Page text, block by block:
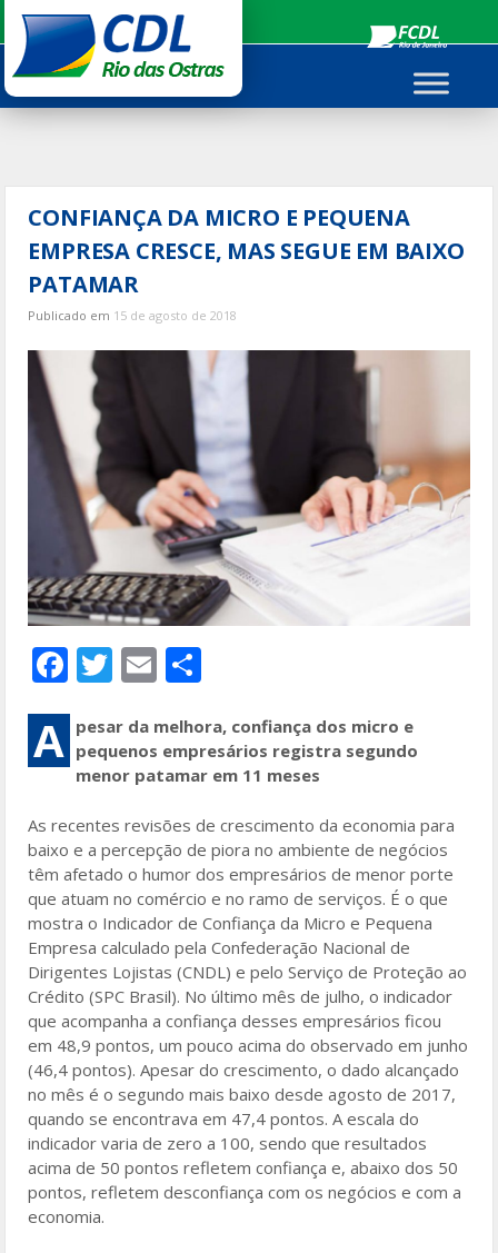
para
conteúdo
CONFIANÇA DA MICRO E PEQUENA
EMPRESA CRESCE, MAS SEGUE EM BAIXO
PATAMAR
Publicado em 15 de agosto de 2018
F
ac
e
b
o
k
T
w
itt
er
E
m
ai
l
ar
e
A pesar da melhora, confiança dos micro e
pequenos empresários registra segundo
menor patamar em 11 meses
As recentes revisões de crescimento da economia para
baixo e a percepção de piora no ambiente de negócios
têm afetado o humor dos empresários de menor porte
que atuam no comércio e no ramo de serviços. É o que
mostra o Indicador de Confiança da Micro e Pequena
Empresa calculado pela Confederação Nacional de
Dirigentes Lojistas (CNDL) e pelo Serviço de Proteção ao
Crédito (SPC Brasil). No último mês de julho, o indicador
que acompanha a confiança desses empresários ficou
em 48,9 pontos, um pouco acima do observado em junho
(46,4 pontos). Apesar do crescimento, o dado alcançado
no mês é o segundo mais baixo desde agosto de 2017,
quando se encontrava em 47,4 pontos. A escala do
indicador varia de zero a 100, sendo que resultados
acima de 50 pontos refletem confiança e, abaixo dos 50
pontos, refletem desconfiança com os negócios e com a
economia.